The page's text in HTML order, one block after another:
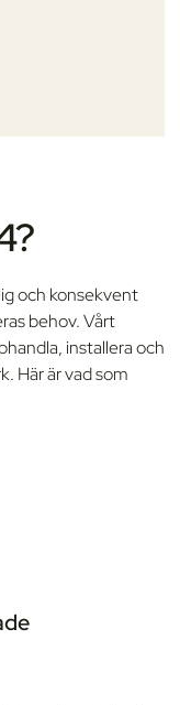
och konsekvent
behov. Vårt
installera och
Här är vad som